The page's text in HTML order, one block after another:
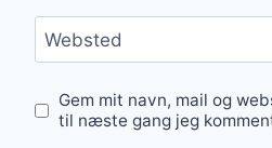
Websted
Gem mit navn, mail og
til næste gang jeg